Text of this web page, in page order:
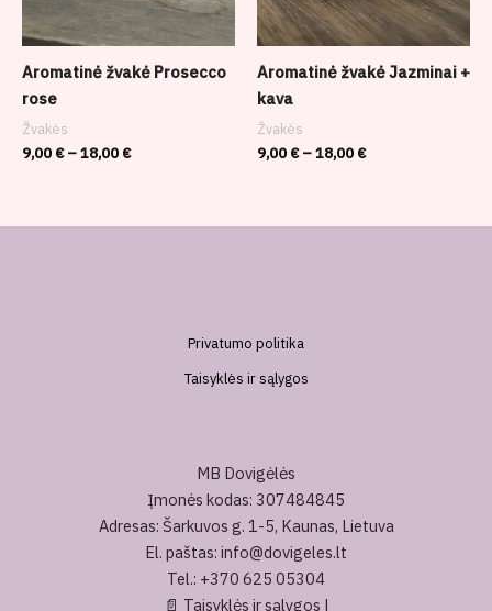
Aromatinė žvakė Prosecco
rose
Žvakės
9,00 € –18,00 €
Aromatinė žvakė Jazminai +
kava
Žvakės
9,00 € –18,00 €
Privatumo politika
Taisyklės ir sąlygos
MB Dovigėlės
Įmonės kodas: 307484845
Adresas: Šarkuvos g. 1-5, Kaunas, Lietuva
El. paštas: info@dovigeles.lt
Tel.: +370 625 05304
📄 Taisyklės ir sąlygos |